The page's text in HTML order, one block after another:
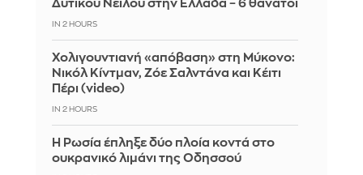
Δυτικού Νείλου στην Ελλάδα – 6 θάνατοι
IN 2 HOURS
Χολιγουντιανή «απόβαση» στη Μύκονο:
Νικόλ Κίντμαν, Ζόε Σαλντάνα και Κέιτι
Πέρι (video)
IN 2 HOURS
Η Ρωσία έπληξε δύο πλοία κοντά στο
ουκρανικό λιμάνι της Οδησσού